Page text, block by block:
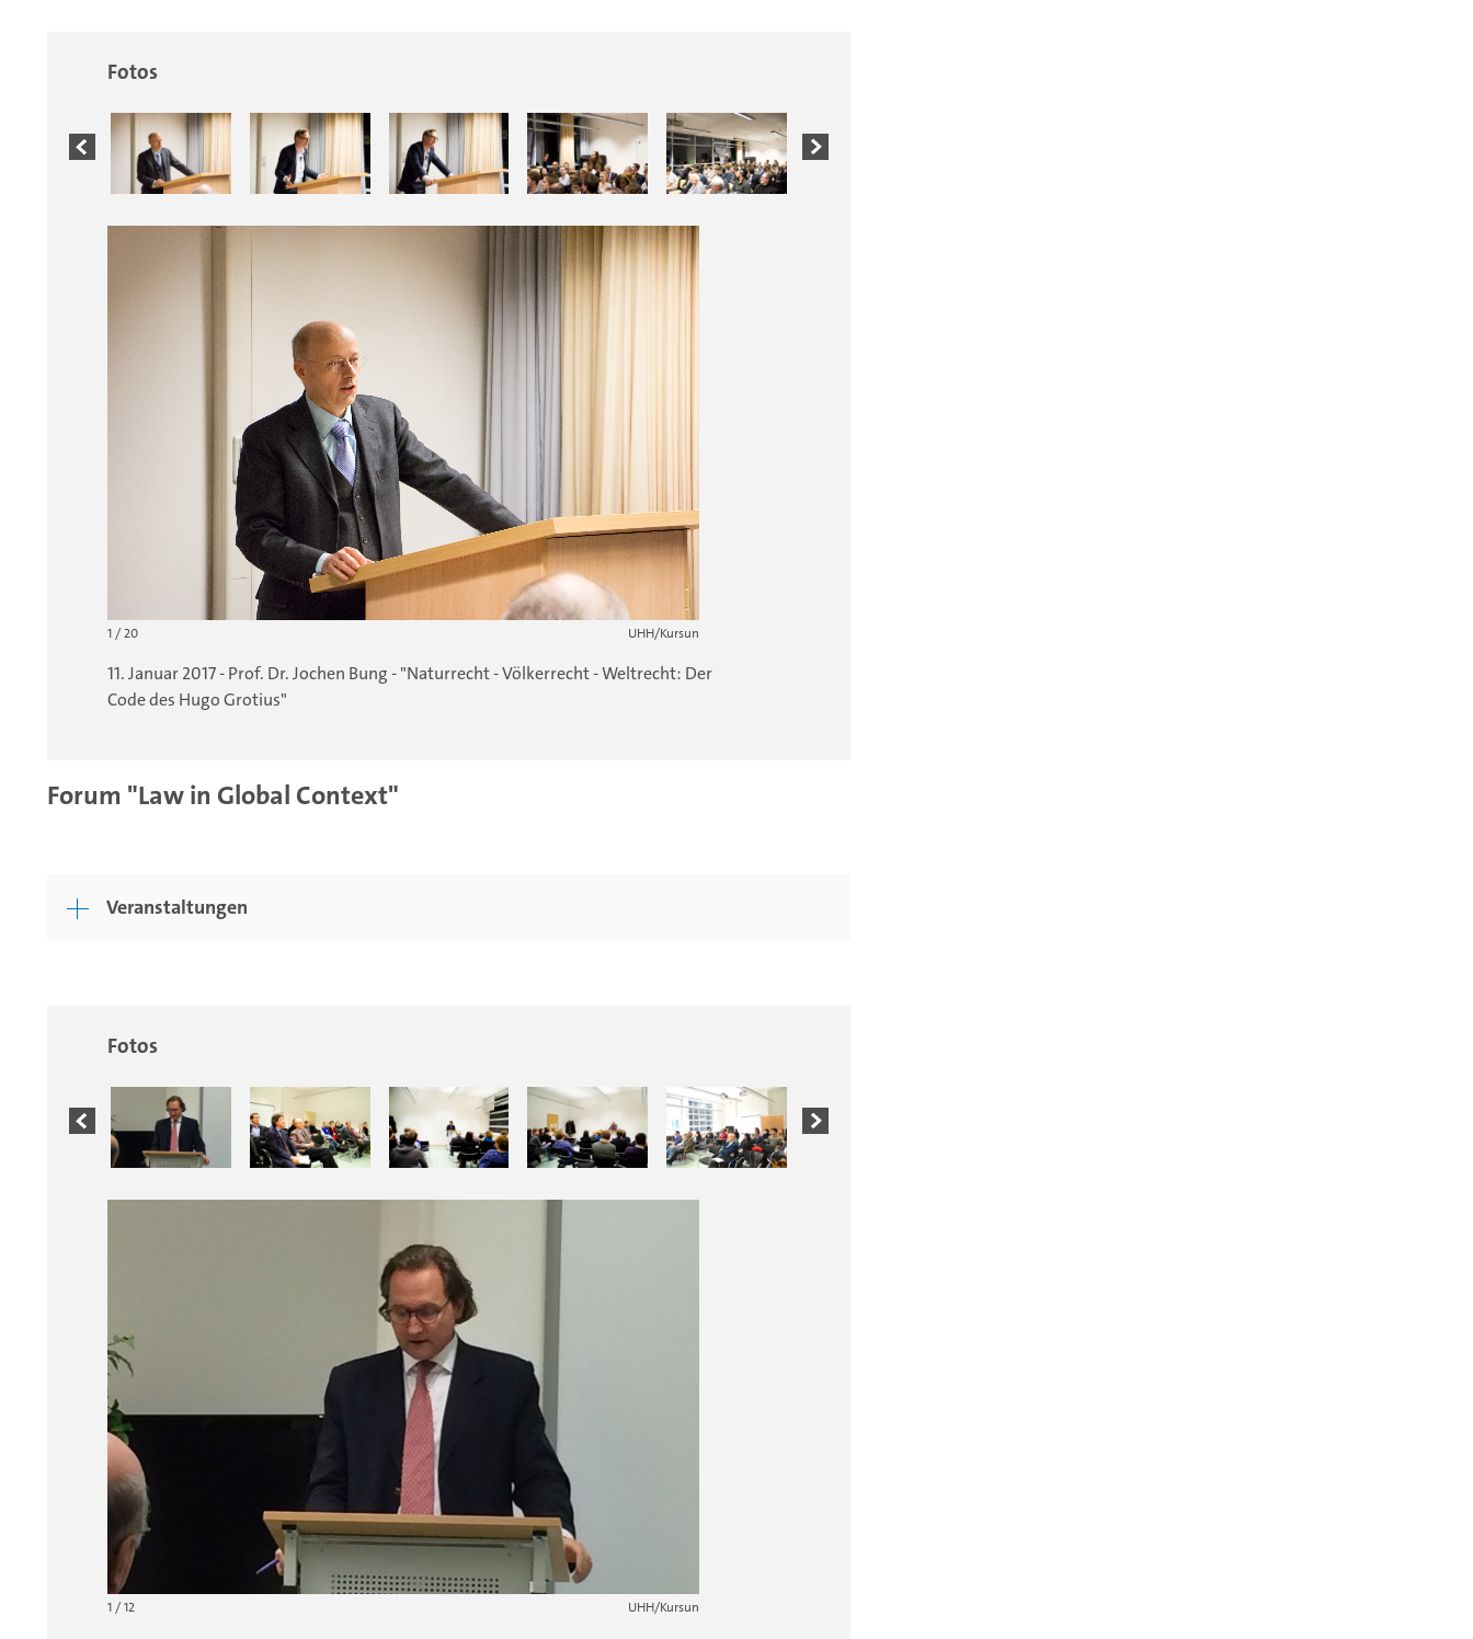
Fotos
1 / 20 UHH/Kursun
11. Januar 2017 - Prof. Dr. Jochen Bung - "Naturrecht - Völkerrecht - Weltrecht: Der
Code des Hugo Grotius"
Forum "Law in Global Context"
Veranstaltungen
Fotos
1 / 12 UHH/Kursun